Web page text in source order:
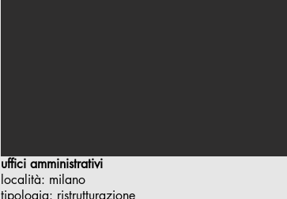
uffici amministrativi
località: milano
tipologia: ristrutturazione